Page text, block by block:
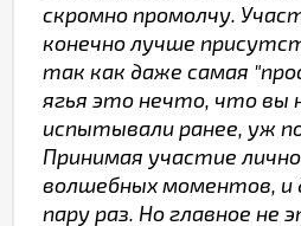
скромно промолчу.
конечно лучше
так как даже самая
ягья это нечто, что вы
испытывали ранее, уж
Принимая участие
волшебных моментов, и
пару раз. Но главное не